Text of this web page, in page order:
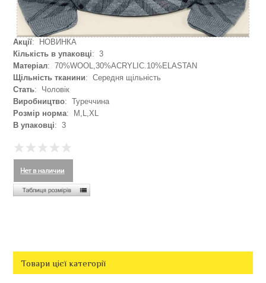
Акції: НОВИНКА
Кількість в упаковці: 3
Матеріал: 70%WOOL,30%ACRYLIC.10%ELASTAN
Щільність тканини: Середня щільність
Стать: Чоловік
Виробництво: Туреччина
Розмір норма: M,L,XL
В упаковці: 3
Товари цієї категорії